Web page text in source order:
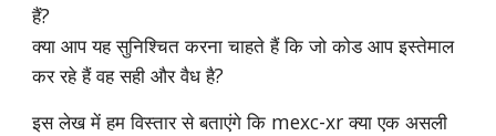
हैं?
क्या आप यह सुनिश्चित करना चाहते हैं कि जो कोड आप इस्तेमाल
कर रहे हैं वह सही और वैध है?
इस लेख में हम विस्तार से बताएंगे कि mexc-xr क्या एक असली